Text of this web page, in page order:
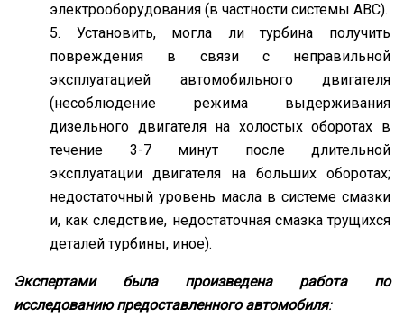
электрооборудования (в частности системы АВС).
Установить, могла ли турбина получить
повреждения в связи с неправильной
эксплуатацией автомобильного двигателя
(несоблюдение режима выдерживания
дизельного двигателя на холостых оборотах в
течение 3-7 минут после длительной
эксплуатации двигателя на больших оборотах;
недостаточный уровень масла в системе смазки
и, как следствие, недостаточная смазка трущихся
деталей турбины, иное).
Экспертами была произведена работа по
исследованию предоставленного автомобиля: